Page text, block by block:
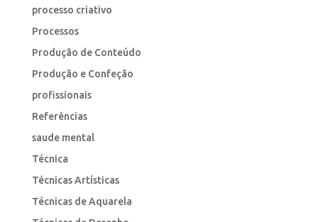
processo criativo
Processos
Produção de Conteúdo
Produção e Confeção
profissionais
Referências
saude mental
Técnica
Técnicas Artísticas
Técnicas de Aquarela